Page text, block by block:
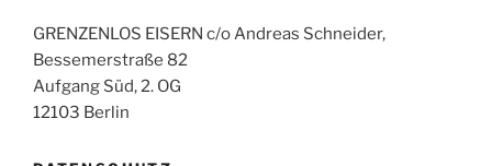
GRENZENLOS EISERN c/o Andreas Schneider,
Bessemerstraße 82
Aufgang Süd, 2. OG
12103 Berlin